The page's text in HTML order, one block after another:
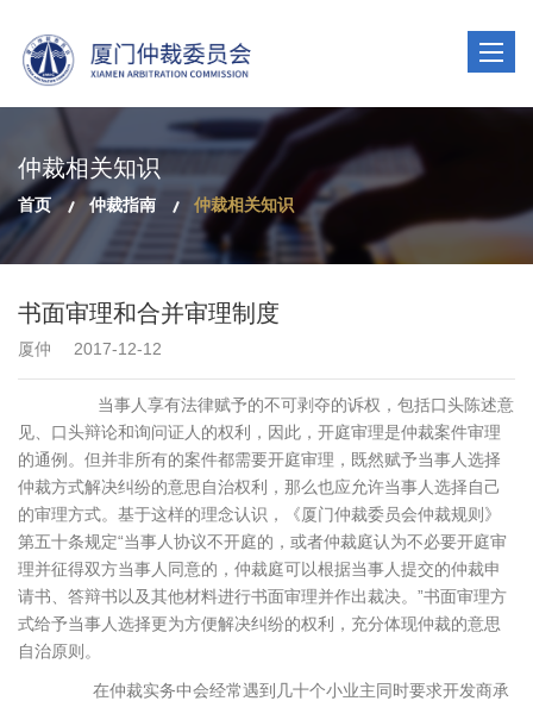
Toggle
仲裁相关知识
首页 仲裁指南 仲裁相关知识
书面审理和合并审理制度
厦仲 2017-12-12
当事人享有法律赋予的不可剥夺的诉权，包括口头陈述意
见、口头辩论和询问证人的权利，因此，开庭审理是仲裁案件审理
的通例。但并非所有的案件都需要开庭审理，既然赋予当事人选择
仲裁方式解决纠纷的意思自治权利，那么也应允许当事人选择自己
的审理方式。基于这样的理念认识，《厦门仲裁委员会仲裁规则》
第五十条规定“当事人协议不开庭的，或者仲裁庭认为不必要开庭审
理并征得双方当事人同意的，仲裁庭可以根据当事人提交的仲裁申
请书、答辩书以及其他材料进行书面审理并作出裁决。”书面审理方
式给予当事人选择更为方便解决纠纷的权利，充分体现仲裁的意思
自治原则。
在仲裁实务中会经常遇到几十个小业主同时要求开发商承